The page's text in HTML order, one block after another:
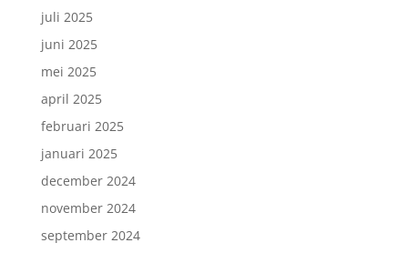
juli 2025
juni 2025
mei 2025
april 2025
februari 2025
januari 2025
december 2024
november 2024
september 2024